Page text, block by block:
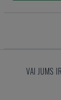
VAI JUMS